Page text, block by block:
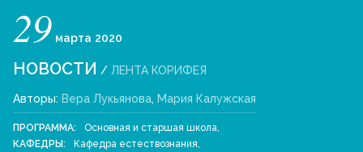
29 марта 2020
НОВОСТИ / ЛЕНТА КОРИФЕЯ
Авторы: Вера Лукьянова, Мария Калужская
ПРОГРАММА: Основная и старшая школа,
КАФЕДРЫ:
Кафедра естествознания,